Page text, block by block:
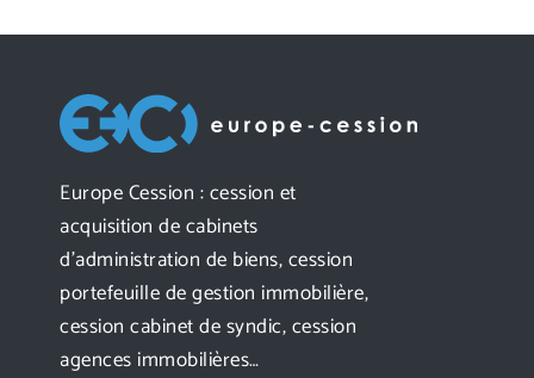
Europe Cession : cession et
acquisition de cabinets
d’administration de biens, cession
portefeuille de gestion immobilière,
cession cabinet de syndic, cession
agences immobilières…